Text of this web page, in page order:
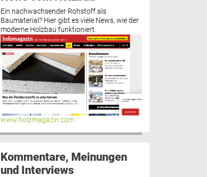
Ein nachwachsender Rohstoff als
Baumaterial? Hier gibt es viele News, wie der
moderne Holzbau funktioniert.
www.holzmagazin.com
Kommentare, Meinungen
und Interviews